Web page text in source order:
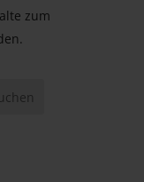
zum